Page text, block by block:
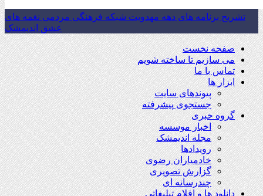
تشریح برنامه های دهه مهدویت شبکه فرهنگی مردمی نغمه های
عشق اندیمشک
صفحه نخست
می سازیم تا ساخته شویم
تماس با ما
ابزار ها
پیوندهای سایت
جستجوی پیشرفته
گروه خبری
اخبار موسسه
مجله اندیمشک
رویدادها
خادمیاران رضوی
گزارش تصویری
چندرسانه ای
دانلود ها و اقلام تبلیغاتی